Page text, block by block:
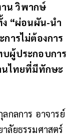
าน วิพากษ์​
ง “ผ่อนผัน-นำ
ารไม่ต้องการ
บผู้ประกอบการ
นไทยที่มีทักษะ
กลการ อาจารย์
ลัยธรรมศาสตร์